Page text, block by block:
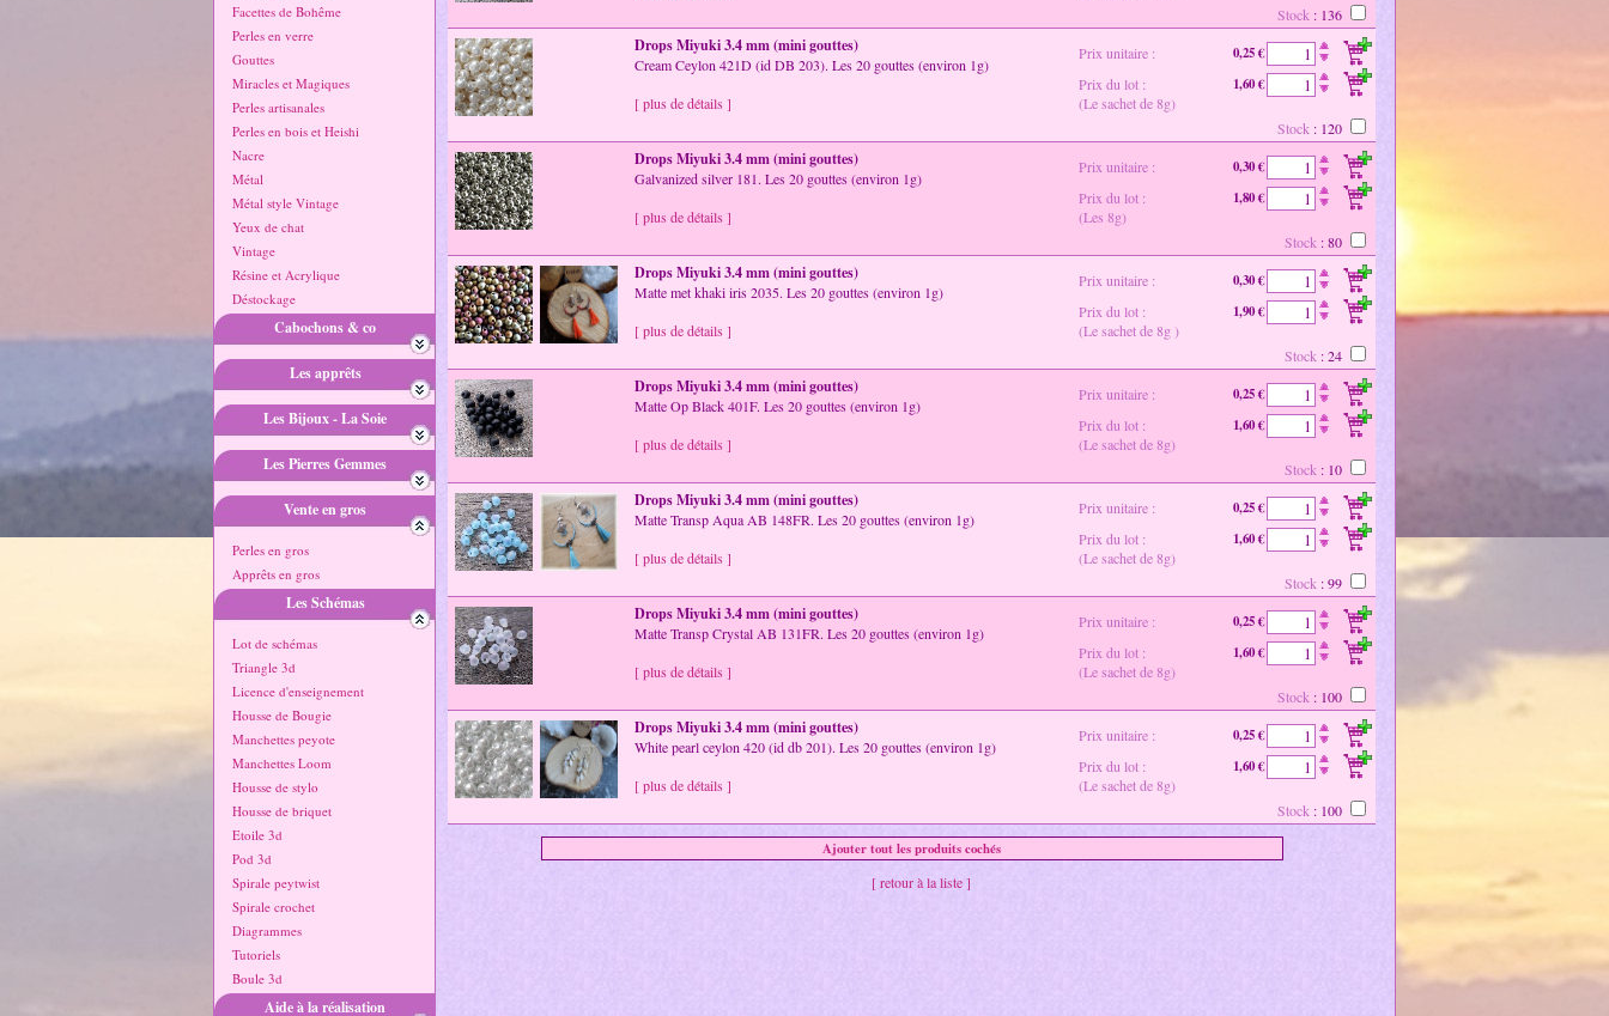
Facettes de Bohême
Perles en verre
Gouttes
Miracles et Magiques
Perles artisanales
Perles en bois et Heishi
Nacre
Métal
Métal style Vintage
Yeux de chat
Vintage
Résine et Acrylique
Déstockage
Cabochons & co
Les apprêts
Les Bijoux - La Soie
Les Pierres Gemmes
Vente en gros
Perles en gros
Apprêts en gros
Les Schémas
Lot de schémas
Triangle 3d
Licence d'enseignement
Housse de Bougie
Manchettes peyote
Manchettes Loom
Housse de stylo
Housse de briquet
Etoile 3d
Pod 3d
Spirale peytwist
Spirale crochet
Diagrammes
Tutoriels
Boule 3d
Aide à la réalisation
Stock : 136
Drops Miyuki 3.4 mm (mini gouttes)
Cream Ceylon 421D (id DB 203). Les 20 gouttes (environ 1g)
[ plus de détails ]
Prix unitaire :
0,25 €
Prix du lot :
(Le sachet de 8g)
1,60 €
Stock : 120
Drops Miyuki 3.4 mm (mini gouttes)
Galvanized silver 181. Les 20 gouttes (environ 1g)
[ plus de détails ]
Prix unitaire :
0,30 €
Prix du lot :
(Les 8g)
1,80 €
Stock : 80
Drops Miyuki 3.4 mm (mini gouttes)
Matte met khaki iris 2035. Les 20 gouttes (environ 1g)
[ plus de détails ]
Prix unitaire :
0,30 €
Prix du lot :
(Le sachet de 8g )
1,90 €
Stock : 24
Drops Miyuki 3.4 mm (mini gouttes)
Matte Op Black 401F. Les 20 gouttes (environ 1g)
[ plus de détails ]
Prix unitaire :
0,25 €
Prix du lot :
(Le sachet de 8g)
1,60 €
Stock : 10
Drops Miyuki 3.4 mm (mini gouttes)
Matte Transp Aqua AB 148FR. Les 20 gouttes (environ 1g)
[ plus de détails ]
Prix unitaire :
0,25 €
Prix du lot :
(Le sachet de 8g)
1,60 €
Stock : 99
Drops Miyuki 3.4 mm (mini gouttes)
Matte Transp Crystal AB 131FR. Les 20 gouttes (environ 1g)
[ plus de détails ]
Prix unitaire :
0,25 €
Prix du lot :
(Le sachet de 8g)
1,60 €
Stock : 100
Drops Miyuki 3.4 mm (mini gouttes)
White pearl ceylon 420 (id db 201). Les 20 gouttes (environ 1g)
[ plus de détails ]
Prix unitaire :
0,25 €
Prix du lot :
(Le sachet de 8g)
1,60 €
Stock : 100
[ retour à la liste ]